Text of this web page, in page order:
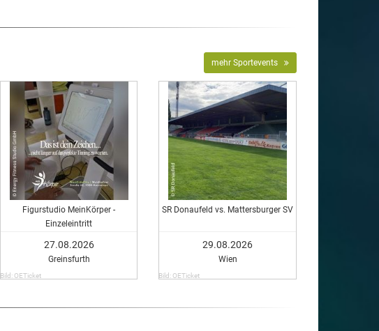
mehr Sportevents
Figurstudio MeinKörper -
Einzeleintritt
27.08.2026
Greinsfurth
Bild: OETicket
SR Donaufeld vs. Mattersburger SV
29.08.2026
Wien
Bild: OETicket